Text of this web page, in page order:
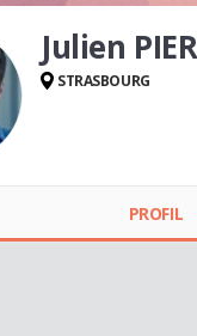
Julien
STRASBOURG
PROFIL